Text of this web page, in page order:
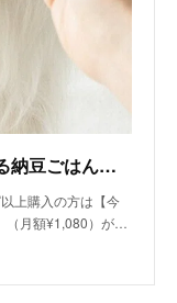
混ぜるだけ！トルコアイス風のびる納豆ごはんムース（手作り犬おやつレシピ）/単品購入｜いちかわあやこ（犬ごはん先生）｜note
上購入の方は【今
（月額¥1,080）が…